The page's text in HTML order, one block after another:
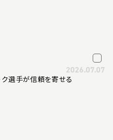
2026.07.07
ク選手が信頼を寄せる